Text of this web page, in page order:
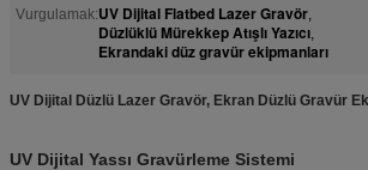
Vurgulamak:UV Dijital Flatbed Lazer Gravör,
Düzlüklü Mürekkep Atışlı Yazıcı,
Ekrandaki düz gravür ekipmanları
UV Dijital Düzlü Lazer Gravör, Ekran Düzlü Gravür
UV Dijital Yassı Gravürleme Sistemi